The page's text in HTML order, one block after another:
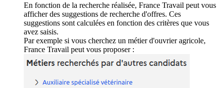
En fonction de la recherche réalisée, France Travail peut vous
afficher des suggestions de recherche d'offres. Ces
suggestions sont calculées en fonction des critères que vous
avez saisis.
Par exemple si vous cherchez un métier d'ouvrier agricole,
France Travail peut vous proposer :